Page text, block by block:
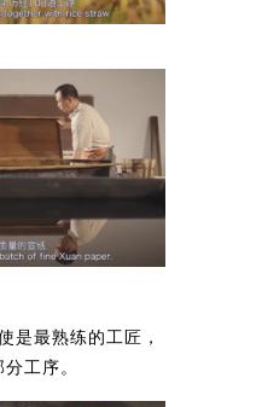
是最熟练的工匠，
工序。